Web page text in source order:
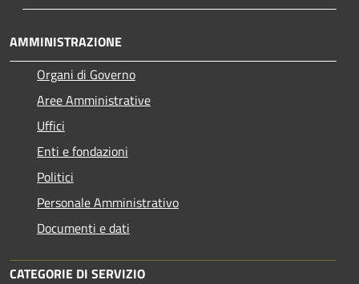
AMMINISTRAZIONE
Organi di Governo
Aree Amministrative
Uffici
Enti e fondazioni
Politici
Personale Amministrativo
Documenti e dati
CATEGORIE DI SERVIZIO